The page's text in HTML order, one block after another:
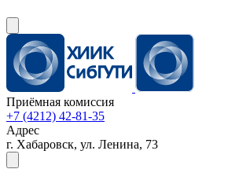
Приёмная комиссия
+7 (4212) 42-81-35
Адрес
г. Хабаровск, ул. Ленина, 73